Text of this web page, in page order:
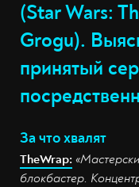
(Star Wars:
Grogu).
принятый
За что хвалят
TheWrap:
блокбастер.